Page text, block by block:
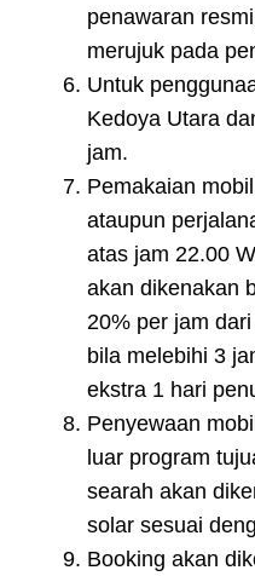
penawaran
merujuk pada
Untuk
Kedoya Utara
jam.
Pemakaian
ataupun
atas jam 22.00
akan dikenakan
20% per jam
bila melebihi 3
ekstra 1 hari
Penyewaan
luar program
searah akan
solar sesuai
Booking akan